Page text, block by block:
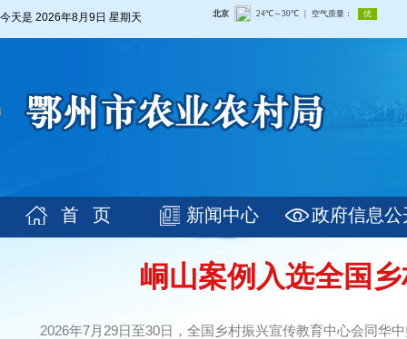
今天是 2026年8月9日 星期天
首 页 新闻中心 政府信息公
峒山案例入选全国
2026年7月29日至30日，全国乡村振兴宣传教育中心会同华中